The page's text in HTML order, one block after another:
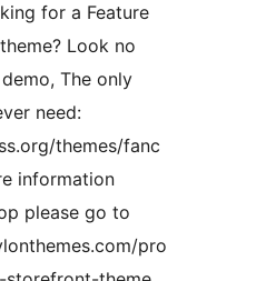
for a Feature
Look no
The only
need:
themes/fanc
information
please go to
pro